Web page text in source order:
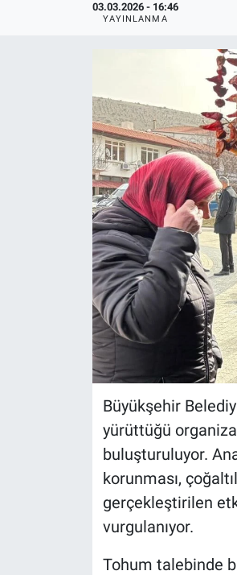
03.03.2026 - 16:46
YAYINLANMA
Büyükşehir
yürüttüğü
buluşturuluyor.
korunması,
gerçekleştirilen
vurgulanıyor.
Tohum talebinde